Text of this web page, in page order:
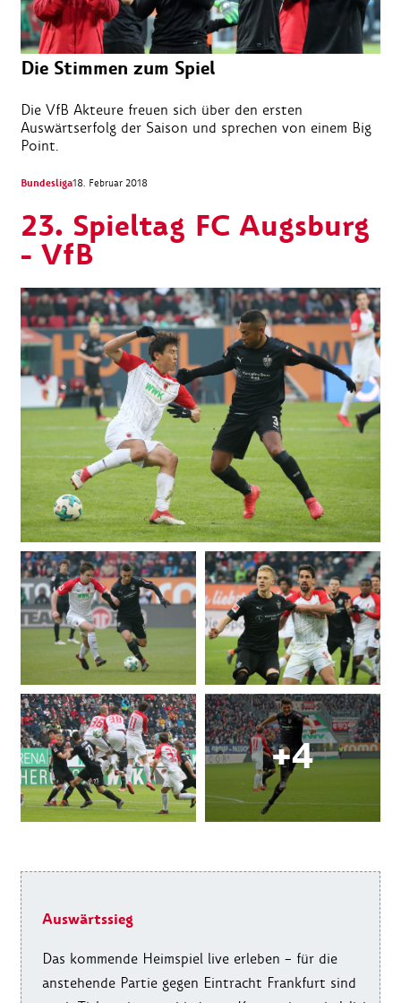
Die Stimmen zum Spiel
Die VfB Akteure freuen sich über den ersten
Auswärtserfolg der Saison und sprechen von einem Big
Point.
Bundesliga18. Februar 2018
23. Spieltag FC Augsburg
- VfB
Auswärtssieg
Das kommende Heimspiel live erleben – für die
anstehende Partie gegen Eintracht Frankfurt sind